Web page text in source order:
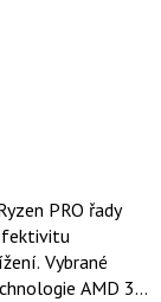
PRO řady
Vybrané
AMD 3D